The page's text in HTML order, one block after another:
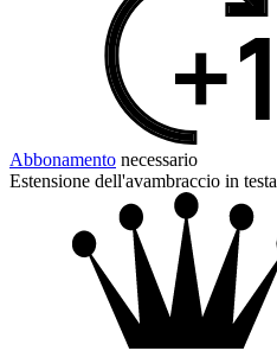
Abbonamento necessario
Estensione dell'avambraccio in testa